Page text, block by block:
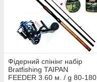
Фідерний спінінг набір
Bratfishing TAIPAN
FEEDER 3.60 м. / g 80-180